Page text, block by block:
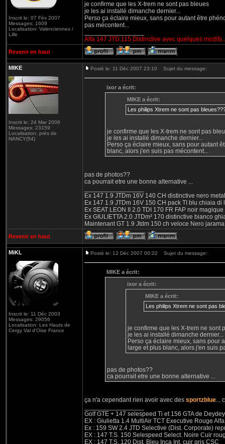
Inscrit le: 07 Fév 2007
Messages: 1609
Localisation: Valenciennes /
Lille
je confirme que les X-trem ne sont pas bleues
je les ai installé dimanche dernier...
Perso ça éclaire mieux, sans pour autant être
pas mécontent...
Alfa 147 JTD 115 Distinctive avec quelques
Revenir en haut
MIKE
Inscrit le: 24 Mar 2006
Messages: 23159
Localisation: près de
NANCY(54)
Posté le: 11 Déc 2007 23:10 Sujet du message:
ixor a écrit:
MIKE a écrit:
Les philips Xtrem ne sont pas
je confirme que les X-trem ne sont pas
je les ai installé dimanche dernier...
Perso ça éclaire mieux, sans pour autant
blanc, alors j'en suis pas mécontent...
pas de photos??
ca pourrait etre une bonne alternative ...
Ex 147 1.9 JTDm 16V 140 CH distinctive nero
Ex 147 1.9 JTDm 16V 150 CH pack TI blu chiaia di
Ex SEAT LEON II 2.0 TDI 170 FR FAP noir magique
Ex GIULIETTA 2.0 JTDm² 170 distinctive bianco
Maintenant GT 1.9 Jtdm 150 ch veloce Nero jarama
Revenir en haut
MiKL
Inscrit le: 11 Déc 2003
Messages: 29056
Localisation: Les Hauts de
Cergy Val d'Oise France
Posté le: 12 Déc 2007 00:22 Sujet du message:
MIKE a écrit:
ixor a écrit:
MIKE a écrit:
Les philips Xtrem ne sont pas
je confirme que les X-trem ne sont
je les ai installé dimanche dernier...
Perso ça éclaire mieux, sans pour
large et plus blanc, alors j'en suis
pas de photos??
ca pourrait etre une bonne alternative ...
ça n'a cependant rien avoir avec des sportzblue...
Golf GTE + 147 selespeed Ti et 156 GTA de
EX : Giulietta 1.4 MultiAir TCT Executive Rouge
Ex : 159 SW 2.4 JTD Selective (Dist. Corporate)
EX : 147 T.S. 150 Selespeed Select. Noire Cuir
EX : 147 T.S. 120 Dist. Bleu Inca Int. cuir gris CSC